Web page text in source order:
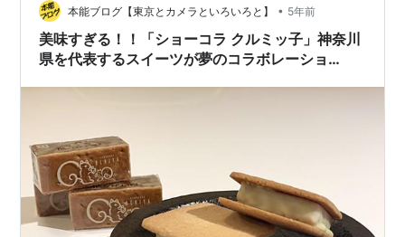
トマーレ」にある「水信フルーツパーラーラボ」で、ラ
ボの方がカジュアルな感じでしょうか。以前桜木町駅に
あった…
本能ブログ【東京とカメラといろいろと】 • 5年前
美味すぎる！！「ショーコラ クルミッ子」神奈川
県を代表するスイーツが夢のコラボレーショ